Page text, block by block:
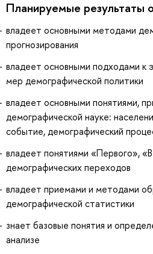
Планируемые результаты
владеет основными методами
прогнозирования
владеет основными подходами к
мер демографической политики
владеет основными понятиями,
демографической науке:
событие, демографический
владеет понятиями «Первого»,
демографических переходов
владеет приемами и методами
демографической статистики
знает базовые понятия и
анализе